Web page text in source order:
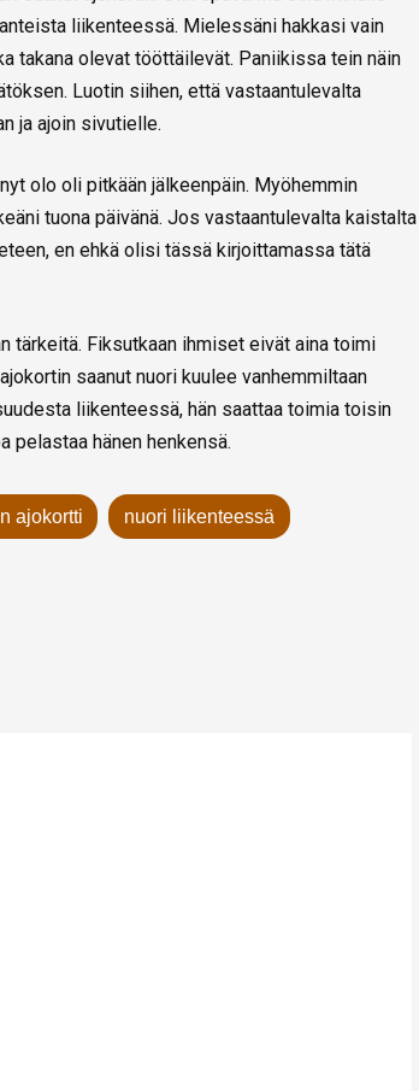
liikenteessä. Mielessäni hakkasi vain
takana olevat tööttäilevät. Paniikissa tein näin
Luotin siihen, että vastaantulevalta
ja ajoin sivutielle.
olo oli pitkään jälkeenpäin. Myöhemmin
tuona päivänä. Jos vastaantulevalta kaistalta
en ehkä olisi tässä kirjoittamassa tätä
tärkeitä. Fiksutkaan ihmiset eivät aina toimi
saanut nuori kuulee vanhemmiltaan
liikenteessä, hän saattaa toimia toisin
pelastaa hänen henkensä.
ajokortti nuori liikenteessä